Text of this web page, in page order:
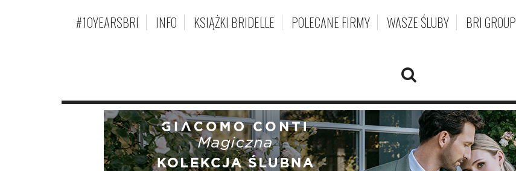
#10YEARSBRI INFO KSIĄŻKI BRIDELLE POLECANE FIRMY WASZE ŚLUBY BRI GROUP